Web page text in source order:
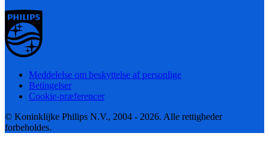
Meddelelse om beskyttelse af personlige
Betingelser
Cookie-præferencer
© Koninklijke Philips N.V., 2004 - 2026. Alle rettigheder
forbeholdes.